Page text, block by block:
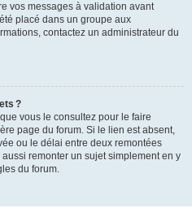
vos messages à validation avant
placé dans un groupe aux
contactez un administrateur du
?
vous le consultez pour le faire
page du forum. Si le lien est absent,
ou le délai entre deux remontées
remonter un sujet simplement en y
du forum.